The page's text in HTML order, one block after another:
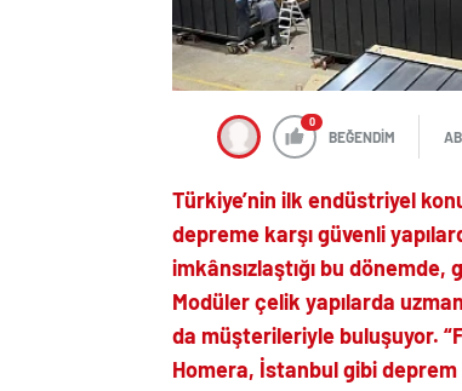
0
BEĞENDİM
Türkiye’nin ilk endüstriyel
depreme karşı güvenli
imkânsızlaştığı bu
Modüler çelik yapılarda
da müşterileriyle buluşuyor.
Homera, İstanbul gibi